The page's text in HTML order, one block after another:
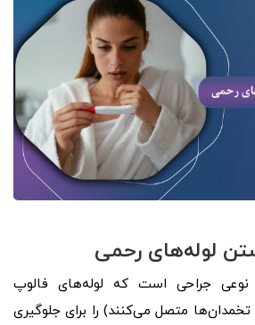
لوله‌های رحمی
جراحی است که لوله‌های فالوپ
تخمدان‌ها متصل می‌کنند) را برای جلوگیری